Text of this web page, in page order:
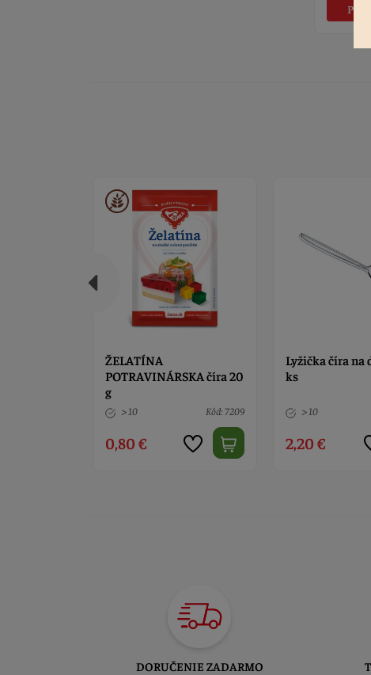
ŽELATÍNA
POTRAVINÁRSKA číra 20
g
> 10 Kód: 7209
0,80 €
Lyžička číra na
ks
> 10
2,20 €
DORUČENIE ZADARMO